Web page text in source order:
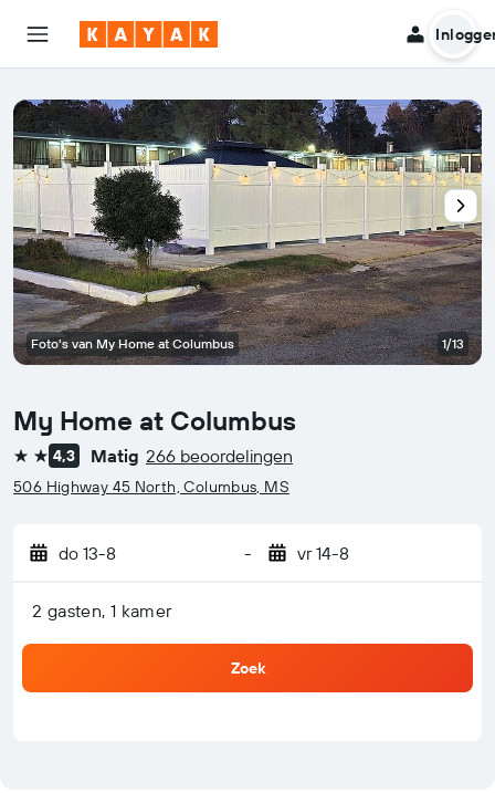
My Home at Columbus
2 sterren
4,3 Matig 266 beoordelingen
506 Highway 45 North, Columbus, MS
do 13-8 - vr 14-8
2 gasten, 1 kamer
Zoek
Foto's van My Home at Columbus 1/13